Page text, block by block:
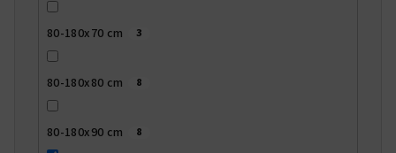
80-180x70 cm 3
80-180x80 cm 8
80-180x90 cm 8